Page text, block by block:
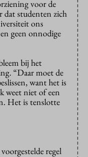
voor de
dat studenten zich
ons
geen onnodige
bij het
“Daar moet de
want het is
weet niet of een
Het is tenslotte
regel